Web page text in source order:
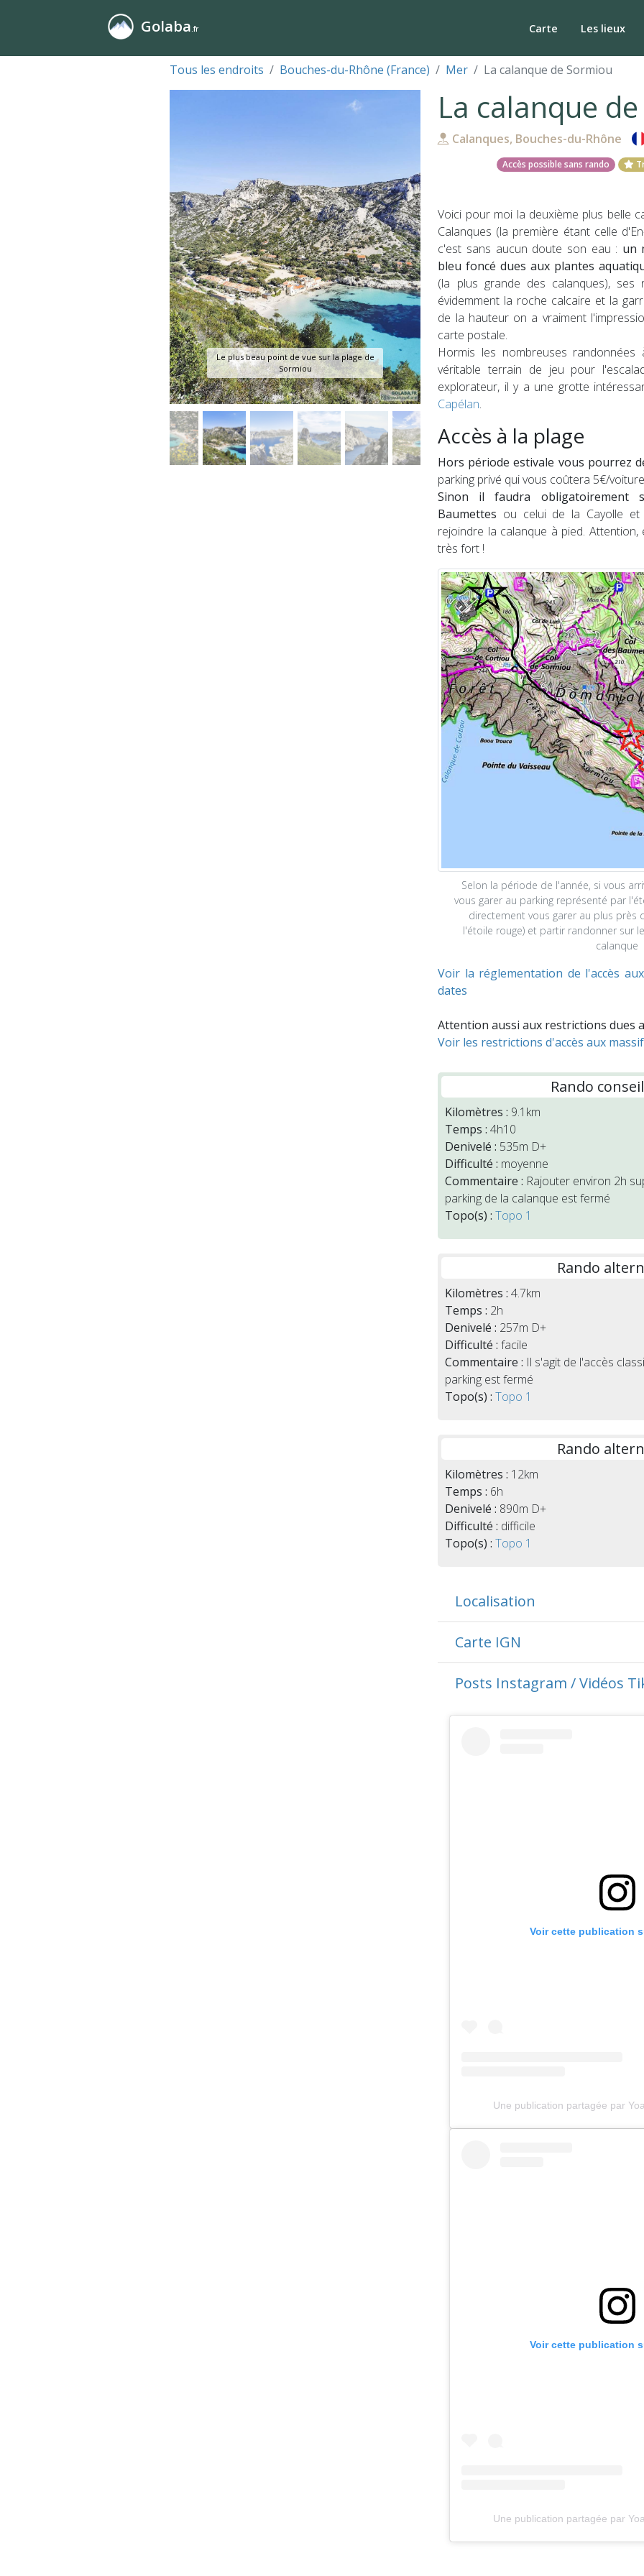
Golaba.fr Carte Les lieux
Tous les endroits Bouches-du-Rhône (France) Mer La calanque de Sormiou
Le plus beau point de vue sur la plage de
Sormiou
Précédente Suivante
La calanque
Calanques, Bouches-du-Rhône
Accès possible sans rando
Voici pour moi la deuxième plus belle
Calanques (la première étant celle
c'est sans aucun doute son eau : un
bleu foncé dues aux plantes
(la plus grande des calanques), ses
évidemment la roche calcaire et la
de la hauteur on a vraiment
carte postale.
Hormis les nombreuses
véritable terrain de jeu pour
explorateur, il y a une grotte
Capélan.
Accès à la plage
Hors période estivale vous pourrez
parking privé qui vous coûtera 5€/
Sinon il faudra obligatoirement
Baumettes ou celui de la Cayolle
rejoindre la calanque à pied.
très fort !
Selon la période de l'année, si vous
vous garer au parking représenté par
directement vous garer au plus près
l'étoile rouge) et partir randonner sur
calanque
Voir la réglementation de l'accès
dates
Attention aussi aux restrictions dues
Voir les restrictions d'accès aux
Rando
Kilomètres : 9.1km
Temps :4h10
Denivelé : 535m D+
Difficulté : moyenne
Commentaire : Rajouter environ 2h
parking de la calanque est fermé
Topo(s) :Topo 1
Rando
Kilomètres :4.7km
Temps : 2h
Denivelé : 257m D+
Difficulté :facile
Commentaire : Il s'agit de l'accès
parking est fermé
Topo(s) :Topo 1
Rando
Kilomètres : 12km
Temps : 6h
Denivelé : 890m D+
Difficulté : difficile
Topo(s) :Topo 1
Localisation
Carte IGN
Posts Instagram / Vidéos
Voir cette publication
Une publication partagée par
Voir cette publication
Une publication partagée par